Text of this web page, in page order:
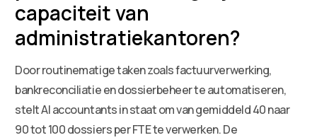
capaciteit van
administratiekantoren?
Door routinematige taken zoals factuurverwerking,
bankreconciliatie en dossierbeheer te automatiseren,
stelt AI accountants in staat om van gemiddeld 40 naar
90 tot 100 dossiers per FTE te verwerken. De